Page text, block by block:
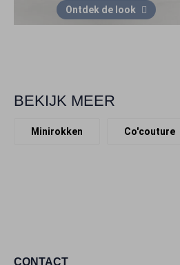
Ontdek de look
BEKIJK MEER
Minirokken Co'couture
CONTACT